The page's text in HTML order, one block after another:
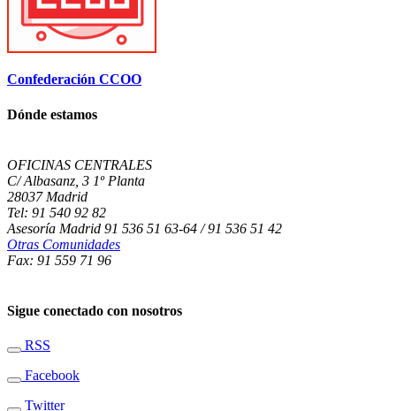
Confederación CCOO
Dónde estamos
OFICINAS CENTRALES
C/ Albasanz, 3 1º Planta
28037 Madrid
Tel: 91 540 92 82
Asesoría Madrid 91 536 51 63-64 / 91 536 51 42
Otras Comunidades
Fax: 91 559 71 96
Sigue conectado con nosotros
RSS
Facebook
Twitter